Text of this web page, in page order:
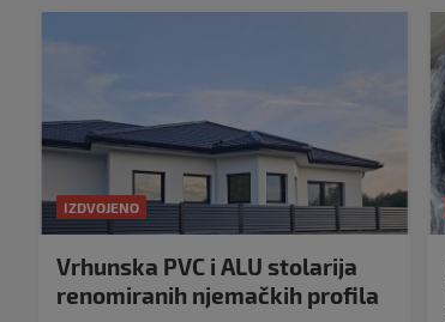
IZDVOJENO
Vrhunska PVC i ALU stolarija
renomiranih njemačkih profila